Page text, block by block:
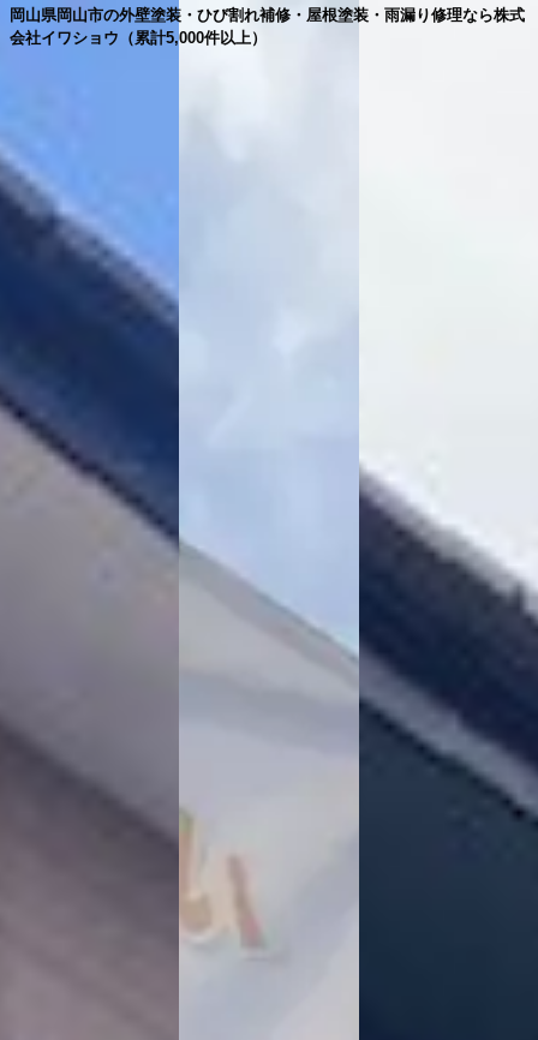
岡山県岡山市の外壁塗装・ひび割れ補修・屋根塗装・雨漏り修理なら株式
会社イワショウ（累計5,000件以上）